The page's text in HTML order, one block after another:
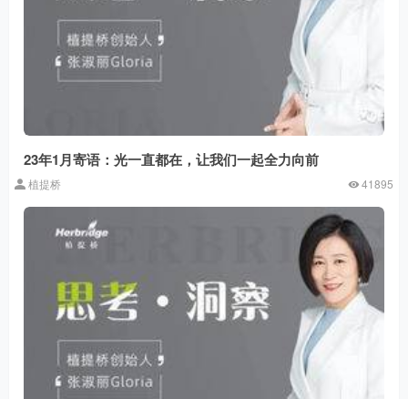
23年1月寄语：光一直都在，让我们一起全力向前
植提桥 41895